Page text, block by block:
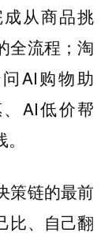
从商品挑
全流程；淘
AI购物助
AI低价帮
策链的最前
比、自己翻